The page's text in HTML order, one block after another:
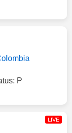
P
LIVE